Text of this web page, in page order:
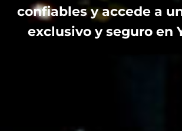
confiables y accede a
exclusivo y seguro en